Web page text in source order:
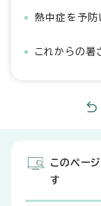
熱中症を予防
これからの暑
このペー
す